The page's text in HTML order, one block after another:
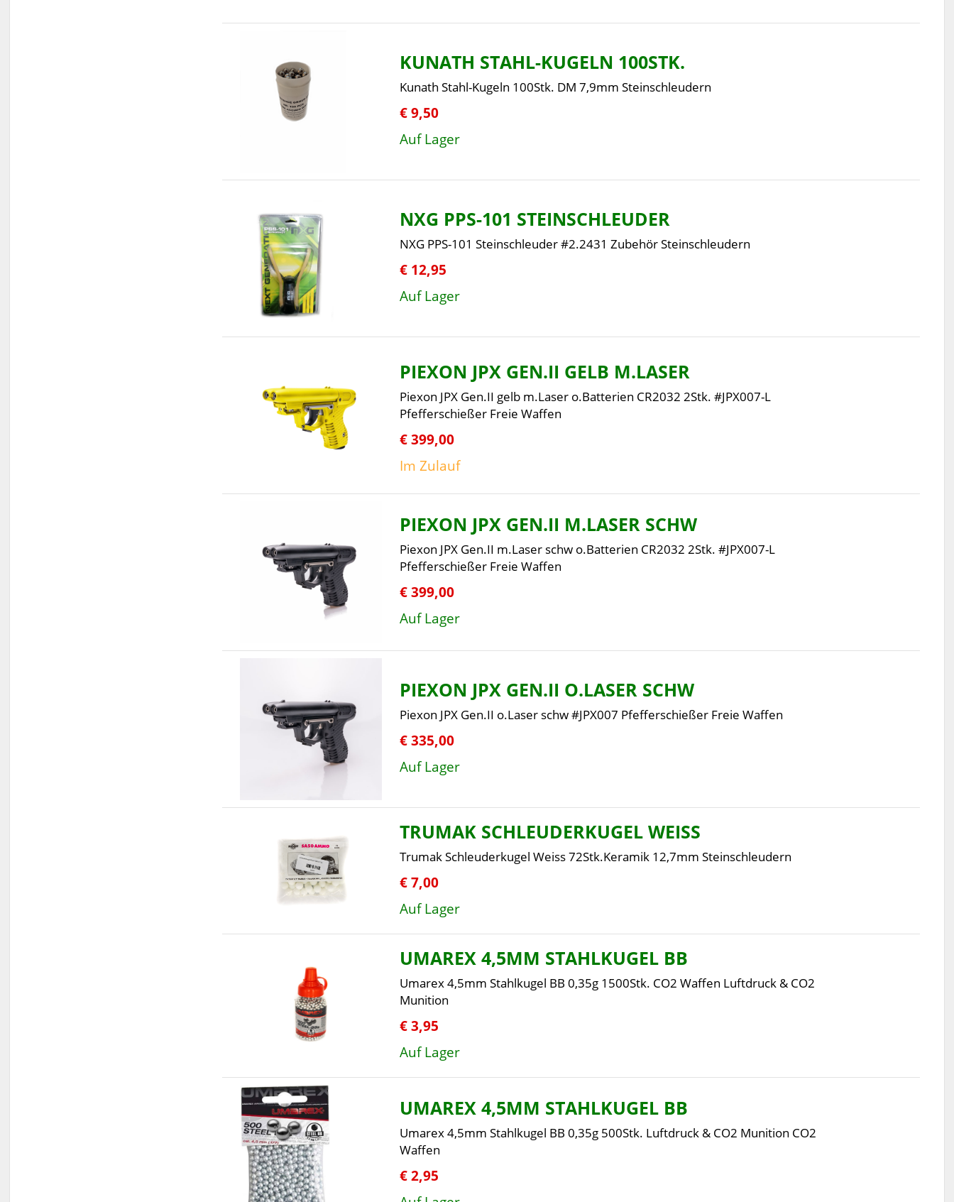
KUNATH STAHL-KUGELN 100STK.
Kunath Stahl-Kugeln 100Stk. DM 7,9mm Steinschleudern
€ 9,50
Auf Lager
NXG PPS-101 STEINSCHLEUDER
NXG PPS-101 Steinschleuder #2.2431 Zubehör Steinschleudern
€ 12,95
Auf Lager
PIEXON JPX GEN.II GELB M.LASER
Piexon JPX Gen.II gelb m.Laser o.Batterien CR2032 2Stk. #JPX007-L
Pfefferschießer Freie Waffen
€ 399,00
Im Zulauf
PIEXON JPX GEN.II M.LASER SCHW
Piexon JPX Gen.II m.Laser schw o.Batterien CR2032 2Stk. #JPX007-L
Pfefferschießer Freie Waffen
€ 399,00
Auf Lager
PIEXON JPX GEN.II O.LASER SCHW
Piexon JPX Gen.II o.Laser schw #JPX007 Pfefferschießer Freie Waffen
€ 335,00
Auf Lager
TRUMAK SCHLEUDERKUGEL WEISS
Trumak Schleuderkugel Weiss 72Stk.Keramik 12,7mm Steinschleudern
€ 7,00
Auf Lager
UMAREX 4,5MM STAHLKUGEL BB
Umarex 4,5mm Stahlkugel BB 0,35g 1500Stk. CO2 Waffen Luftdruck & CO2
Munition
€ 3,95
Auf Lager
UMAREX 4,5MM STAHLKUGEL BB
Umarex 4,5mm Stahlkugel BB 0,35g 500Stk. Luftdruck & CO2 Munition CO2
Waffen
€ 2,95